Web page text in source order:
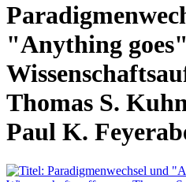
"Anything
Thomas S.
Paul K.